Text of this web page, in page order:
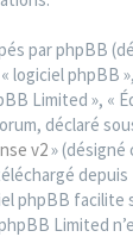
par phpBB
logiciel phpBB »,
Limited », «
déclaré
v2» (désigné
depuis
phpBB facilite
Limited